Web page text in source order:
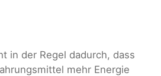
in der Regel dadurch, dass
mehr Energie